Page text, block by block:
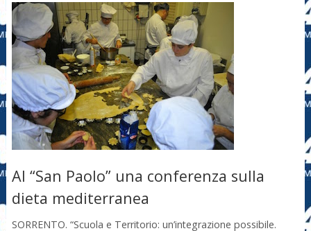
Al “San Paolo” una conferenza sulla
dieta mediterranea
SORRENTO. “Scuola e Territorio: un’integrazione possibile.